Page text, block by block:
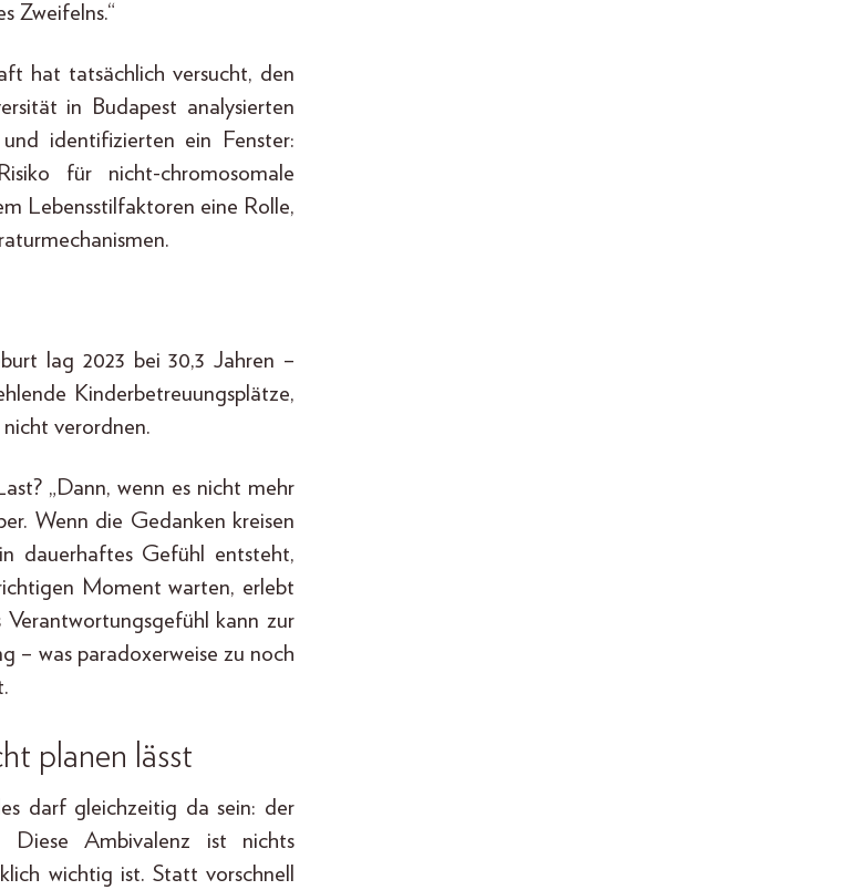
Zweifelns.“
hat tatsächlich versucht, den
in Budapest analysierten
identifizierten ein Fenster:
für nicht-chromosomale
Lebensstilfaktoren eine Rolle,
lag 2023 bei 30,3 Jahren –
Kinderbetreuungsplätze,
verordnen.
„Dann, wenn es nicht mehr
Wenn die Gedanken kreisen
dauerhaftes Gefühl entsteht,
Moment warten, erlebt
Verantwortungsgefühl kann zur
– was paradoxerweise zu noch
planen lässt
darf gleichzeitig da sein: der
Ambivalenz ist nichts
wichtig ist. Statt vorschnell